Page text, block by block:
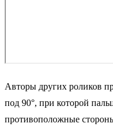
Авторы других роликов
под 90°, при которой
противоположные